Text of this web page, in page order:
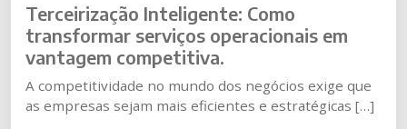
Terceirização Inteligente: Como
transformar serviços operacionais em
vantagem competitiva.
A competitividade no mundo dos negócios exige que
as empresas sejam mais eficientes e estratégicas […]